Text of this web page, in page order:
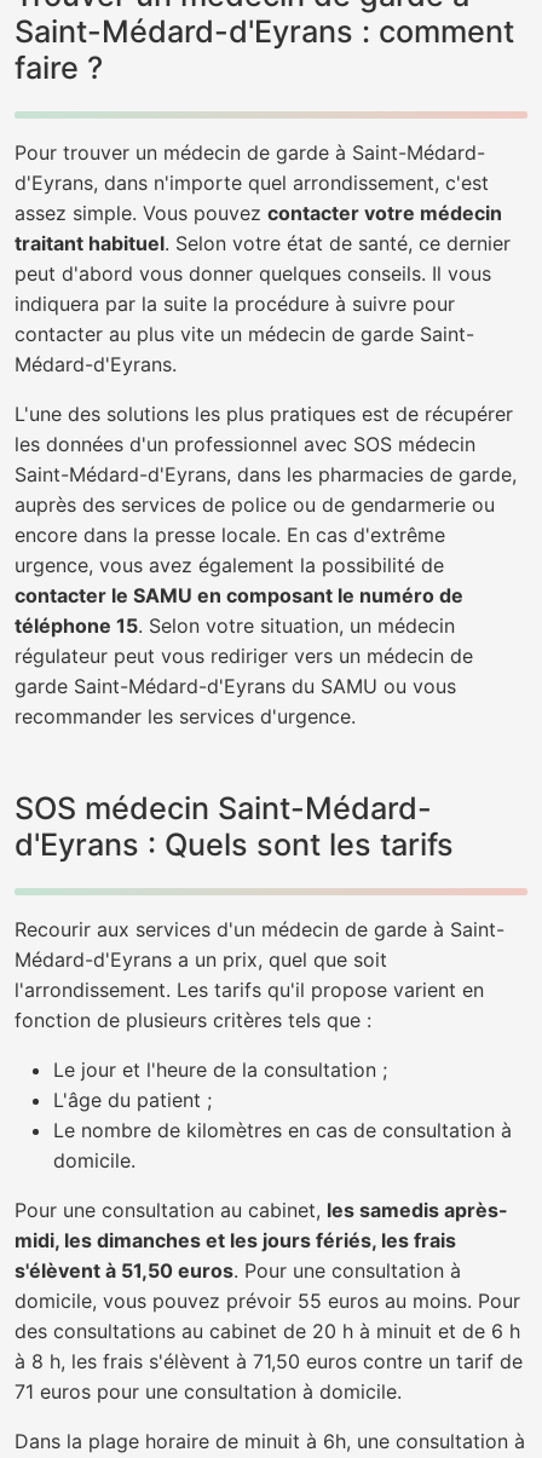
Saint-Médard-d'Eyrans : comment
faire ?
Pour trouver un médecin de garde à Saint-Médard-
d'Eyrans, dans n'importe quel arrondissement, c'est
assez simple. Vous pouvez contacter votre médecin
traitant habituel. Selon votre état de santé, ce dernier
peut d'abord vous donner quelques conseils. Il vous
indiquera par la suite la procédure à suivre pour
contacter au plus vite un médecin de garde Saint-
Médard-d'Eyrans.
L'une des solutions les plus pratiques est de récupérer
les données d'un professionnel avec SOS médecin
Saint-Médard-d'Eyrans, dans les pharmacies de garde,
auprès des services de police ou de gendarmerie ou
encore dans la presse locale. En cas d'extrême
urgence, vous avez également la possibilité de
contacter le SAMU en composant le numéro de
téléphone 15. Selon votre situation, un médecin
régulateur peut vous rediriger vers un médecin de
garde Saint-Médard-d'Eyrans du SAMU ou vous
recommander les services d'urgence.
SOS médecin Saint-Médard-
d'Eyrans : Quels sont les tarifs
Recourir aux services d'un médecin de garde à Saint-
Médard-d'Eyrans a un prix, quel que soit
l'arrondissement. Les tarifs qu'il propose varient en
fonction de plusieurs critères tels que :
Le jour et l'heure de la consultation ;
L'âge du patient ;
Le nombre de kilomètres en cas de consultation à
domicile.
Pour une consultation au cabinet, les samedis après-
midi, les dimanches et les jours fériés, les frais
s'élèvent à 51,50 euros. Pour une consultation à
domicile, vous pouvez prévoir 55 euros au moins. Pour
des consultations au cabinet de 20 h à minuit et de 6 h
à 8 h, les frais s'élèvent à 71,50 euros contre un tarif de
71 euros pour une consultation à domicile.
Dans la plage horaire de minuit à 6h, une consultation à